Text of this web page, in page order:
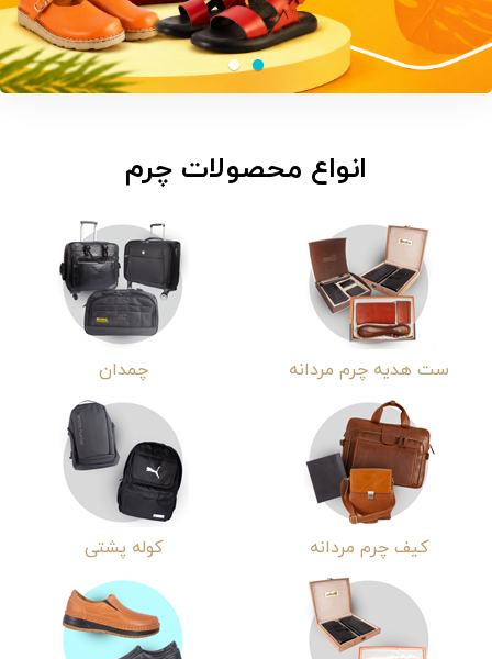
انواع محصولات چرم
ست هدیه چرم مردانه چمدان
کیف چرم مردانه کوله پشتی